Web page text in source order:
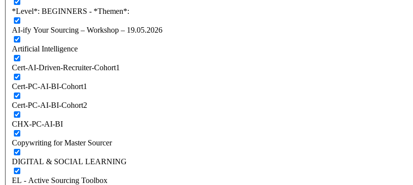
*Level*: BEGINNERS - *Themen*:
AI-ify Your Sourcing – Workshop – 19.05.2026
Artificial Intelligence
Cert-AI-Driven-Recruiter-Cohort1
Cert-PC-AI-BI-Cohort1
Cert-PC-AI-BI-Cohort2
CHX-PC-AI-BI
Copywriting for Master Sourcer
DIGITAL & SOCIAL LEARNING
EL - Active Sourcing Toolbox